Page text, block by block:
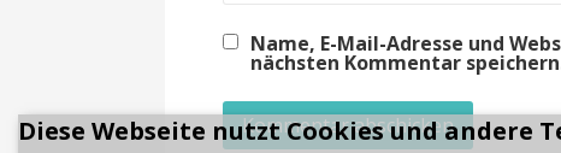
Name, E-Mail-Adresse und
nächsten Kommentar
Diese Webseite nutzt Cookies und andere